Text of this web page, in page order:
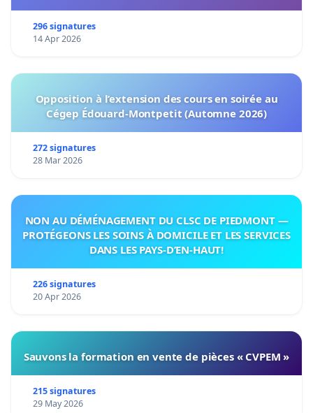
296 signatures
14 Apr 2026
Opposition à l’extension des cours en soirée au
Cégep Édouard-Montpetit (Automne 2026)
272 signatures
28 Mar 2026
NON AU DÉMÉNAGEMENT DU CLSC DE PIEDMONT —
PROTÉGEONS LES SOINS À DOMICILE ET LES SERVICES
DANS LES PAYS-D’EN-HAUT!
226 signatures
20 Apr 2026
Sauvons la formation en vente de pièces « CVPEM »
215 signatures
29 May 2026